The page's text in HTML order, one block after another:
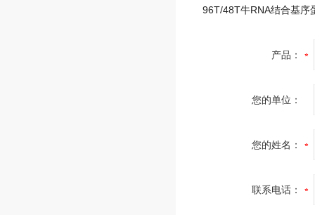
产品：
您的单位：
您的姓名：
联系电话：